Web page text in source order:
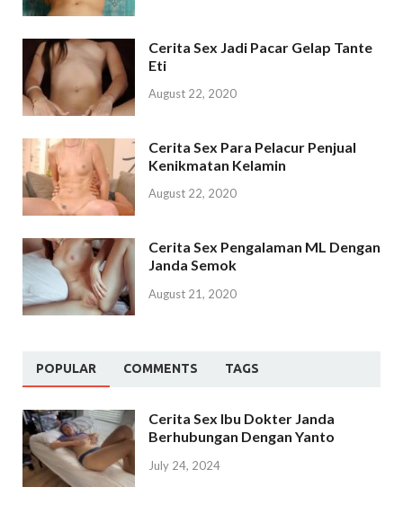
Cerita Sex Jadi Pacar Gelap Tante
Eti
August 22, 2020
Cerita Sex Para Pelacur Penjual
Kenikmatan Kelamin
August 22, 2020
Cerita Sex Pengalaman ML Dengan
Janda Semok
August 21, 2020
POPULAR COMMENTS TAGS
Cerita Sex Ibu Dokter Janda
Berhubungan Dengan Yanto
July 24, 2024